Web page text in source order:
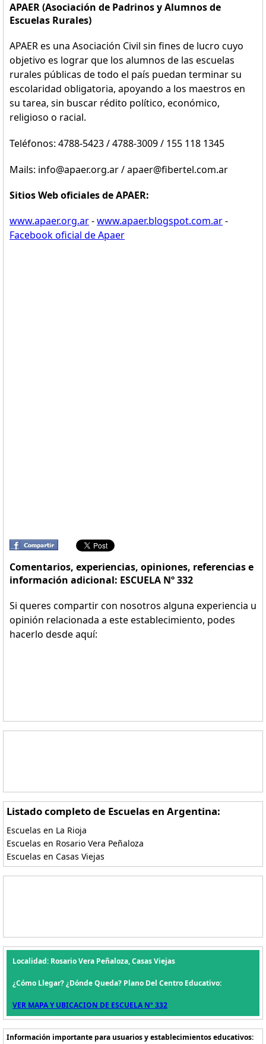
APAER (Asociación de Padrinos y Alumnos de
Escuelas Rurales)
APAER es una Asociación Civil sin fines de lucro cuyo
objetivo es lograr que los alumnos de las escuelas
rurales públicas de todo el país puedan terminar su
escolaridad obligatoria, apoyando a los maestros en
su tarea, sin buscar rédito político, económico,
religioso o racial.
Teléfonos: 4788-5423 / 4788-3009 / 155 118 1345
Mails: info@apaer.org.ar / apaer@fibertel.com.ar
Sitios Web oficiales de APAER:
www.apaer.org.ar-www.apaer.blogspot.com.ar-
Facebook oficial de Apaer
Comentarios, experiencias, opiniones, referencias e
información adicional: ESCUELA Nº 332
Si queres compartir con nosotros alguna experiencia u
opinión relacionada a este establecimiento, podes
hacerlo desde aquí:
Listado completo de Escuelas en Argentina:
Escuelas en La Rioja
Escuelas en Rosario Vera Peñaloza
Escuelas en Casas Viejas
Localidad: Rosario Vera Peñaloza, Casas Viejas
¿Cómo Llegar? ¿Dónde Queda? Plano Del Centro Educativo:
VER MAPA Y UBICACION DE ESCUELA Nº 332
Información importante para usuarios y establecimientos educativos: